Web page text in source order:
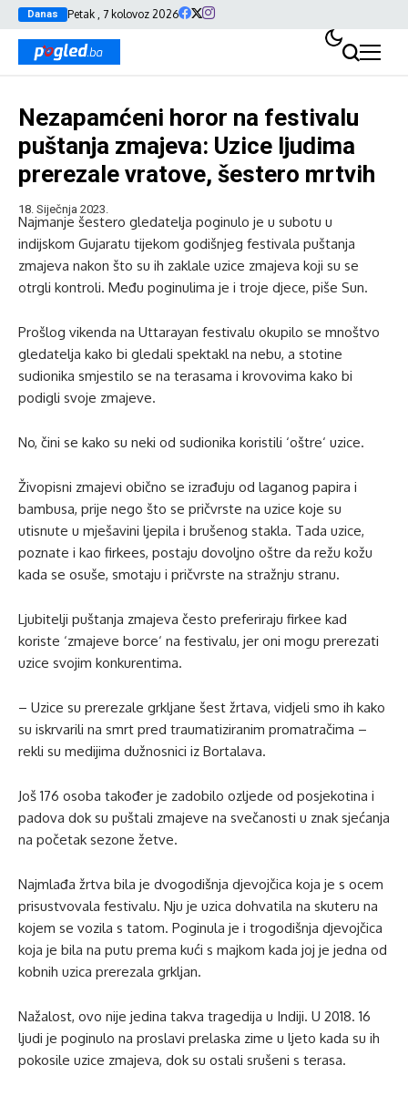
Danas Petak , 7 kolovoz 2026
Nezapamćeni horor na festivalu
puštanja zmajeva: Uzice ljudima
prerezale vratove, šestero mrtvih
18. Siječnja 2023.
Najmanje šestero gledatelja poginulo je u subotu u
indijskom Gujaratu tijekom godišnjeg festivala puštanja
zmajeva nakon što su ih zaklale uzice zmajeva koji su se
otrgli kontroli. Među poginulima je i troje djece, piše Sun.
Prošlog vikenda na Uttarayan festivalu okupilo se mnoštvo
gledatelja kako bi gledali spektakl na nebu, a stotine
sudionika smjestilo se na terasama i krovovima kako bi
podigli svoje zmajeve.
No, čini se kako su neki od sudionika koristili ‘oštre‘ uzice.
Živopisni zmajevi obično se izrađuju od laganog papira i
bambusa, prije nego što se pričvrste na uzice koje su
utisnute u mješavini ljepila i brušenog stakla. Tada uzice,
poznate i kao firkees, postaju dovoljno oštre da režu kožu
kada se osuše, smotaju i pričvrste na stražnju stranu.
Ljubitelji puštanja zmajeva često preferiraju firkee kad
koriste ‘zmajeve borce‘ na festivalu, jer oni mogu prerezati
uzice svojim konkurentima.
– Uzice su prerezale grkljane šest žrtava, vidjeli smo ih kako
su iskrvarili na smrt pred traumatiziranim promatračima –
rekli su medijima dužnosnici iz Bortalava.
Još 176 osoba također je zadobilo ozljede od posjekotina i
padova dok su puštali zmajeve na svečanosti u znak sjećanja
na početak sezone žetve.
Najmlađa žrtva bila je dvogodišnja djevojčica koja je s ocem
prisustvovala festivalu. Nju je uzica dohvatila na skuteru na
kojem se vozila s tatom. Poginula je i trogodišnja djevojčica
koja je bila na putu prema kući s majkom kada joj je jedna od
kobnih uzica prerezala grkljan.
Nažalost, ovo nije jedina takva tragedija u Indiji. U 2018. 16
ljudi je poginulo na proslavi prelaska zime u ljeto kada su ih
pokosile uzice zmajeva, dok su ostali srušeni s terasa.